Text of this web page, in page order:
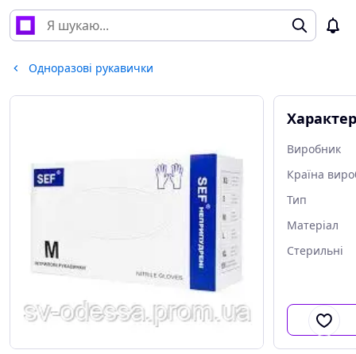
Одноразові рукавички
Виробник
Країна
Тип
Матеріал
Стерильні